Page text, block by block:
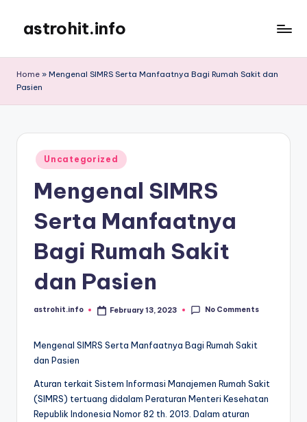
content
astrohit.info
Akurat
Home » Mengenal SIMRS Serta Manfaatnya Bagi Rumah Sakit dan
Pasien
Posted
in
Uncategorized
Mengenal SIMRS
Serta Manfaatnya
Bagi Rumah Sakit
dan Pasien
Posted
astrohit.info February 13, 2023 No Comments
Mengenal SIMRS Serta Manfaatnya Bagi Rumah Sakit
dan Pasien
Aturan terkait Sistem Informasi Manajemen Rumah Sakit
(SIMRS) tertuang didalam Peraturan Menteri Kesehatan
Republik Indonesia Nomor 82 th. 2013. Dalam aturan